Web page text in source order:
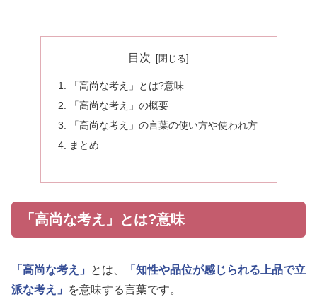
目次
「高尚な考え」とは?意味
「高尚な考え」の概要
「高尚な考え」の言葉の使い方や使われ方
まとめ
「高尚な考え」とは?意味
「高尚な考え」 とは、
「知性や品位が感じられる上品で立
派な考え」
を意味する言葉です。